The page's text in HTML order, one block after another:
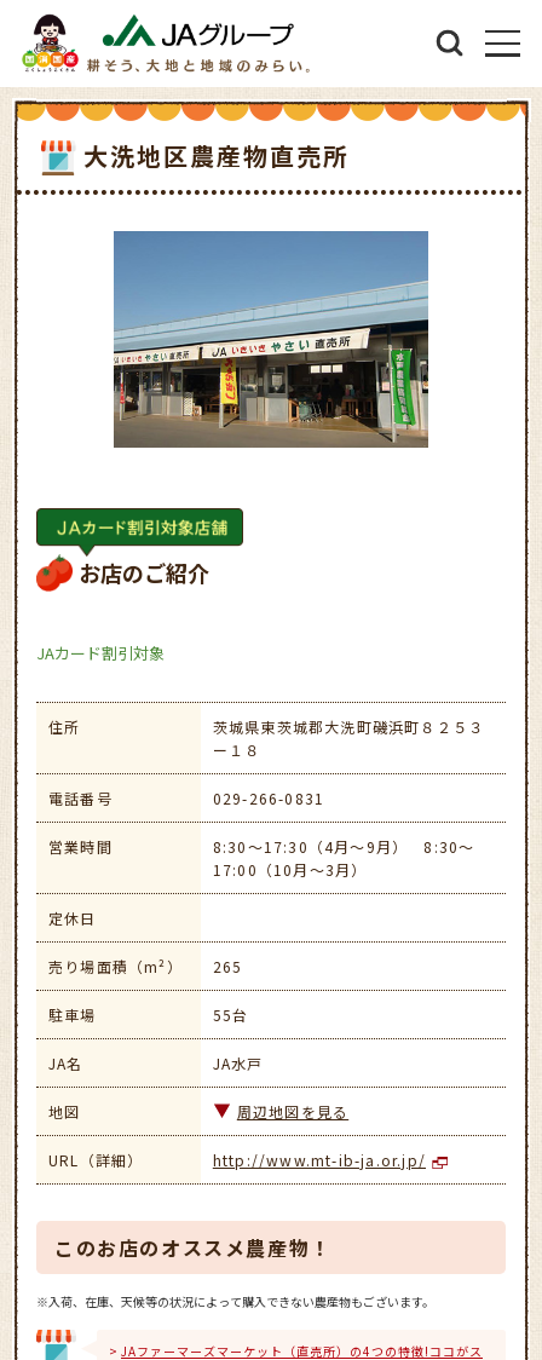
大洗地区農産物直売所
お店のご紹介
JAカード割引対象
住所
茨城県東茨城郡大洗町磯浜町８２５３
ー１８
電話番号 029-266-0831
営業時間
8:30～17:30（4月～9月） 8:30～
17:00（10月～3月）
定休日
売り場面積（m²） 265
駐車場 55台
JA名 JA水戸
地図 周辺地図を見る
URL（詳細） http://www.mt-ib-ja.or.jp/
このお店のオススメ農産物！
※入荷、在庫、天候等の状況によって購入できない農産物もございます。
JAファーマーズマーケット（直売所）の4つの特徴!ココがス